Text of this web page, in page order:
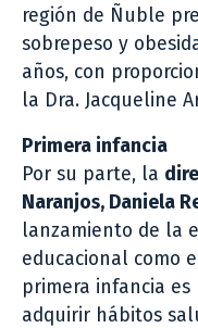
región de Ñuble
sobrepeso y
años, con
la Dra. Jacqueline
Primera infancia
Por su parte, la
Naranjos, Daniela
lanzamiento de la
educacional como
primera infancia
adquirir hábitos